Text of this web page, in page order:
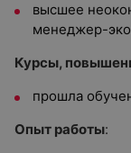
высшее
менеджер-
Курсы,
прошла
Опыт работы: